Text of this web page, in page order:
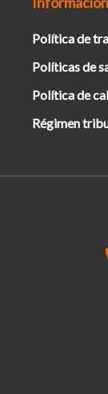
Política de
Políticas de
Política de
Régimen